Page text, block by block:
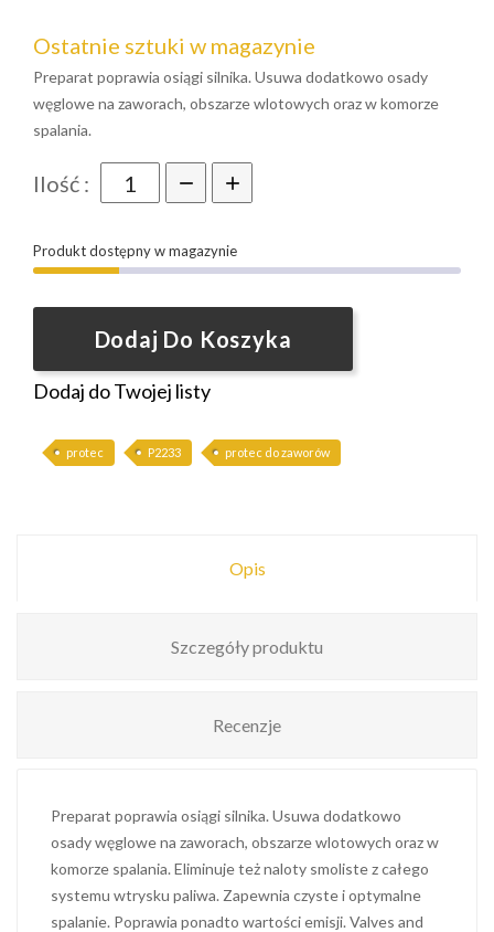
Ostatnie sztuki w magazynie
Preparat poprawia osiągi silnika. Usuwa dodatkowo osady
węglowe na zaworach, obszarze wlotowych oraz w komorze
spalania.
Ilość :
Produkt dostępny w magazynie
Dodaj Do Koszyka
Dodaj do Twojej listy
protec P2233 protec do zaworów
Opis
Szczegóły produktu
Recenzje
Preparat poprawia osiągi silnika. Usuwa dodatkowo
osady węglowe na zaworach, obszarze wlotowych oraz w
komorze spalania. Eliminuje też naloty smoliste z całego
systemu wtrysku paliwa. Zapewnia czyste i optymalne
spalanie. Poprawia ponadto wartości emisji. Valves and